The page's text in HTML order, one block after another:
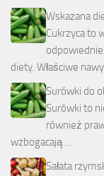
Wskazana
Cukrzyca to
diety. Właściwe
Surówki do
Surówki to
również
wzbogacają …
Sałata